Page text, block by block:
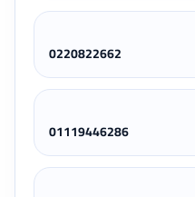
0220822662
01119446286